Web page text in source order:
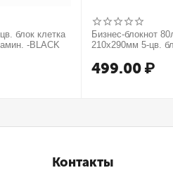
блок клетка
-BLACK
Бизнес-блокнот
210х290мм 5-цв.
МЕТАЛЛИК серия
499.00 ₽
Контакты